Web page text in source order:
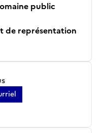
public
de représentation